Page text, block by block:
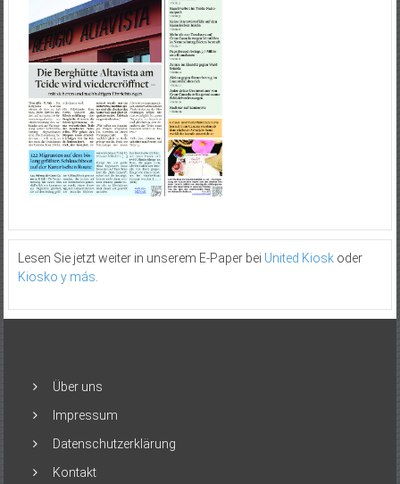
Lesen Sie jetzt weiter in unserem E-Paper bei United Kioskoder
Kiosko y más
Über uns
Impressum
Datenschutzerklärung
Kontakt